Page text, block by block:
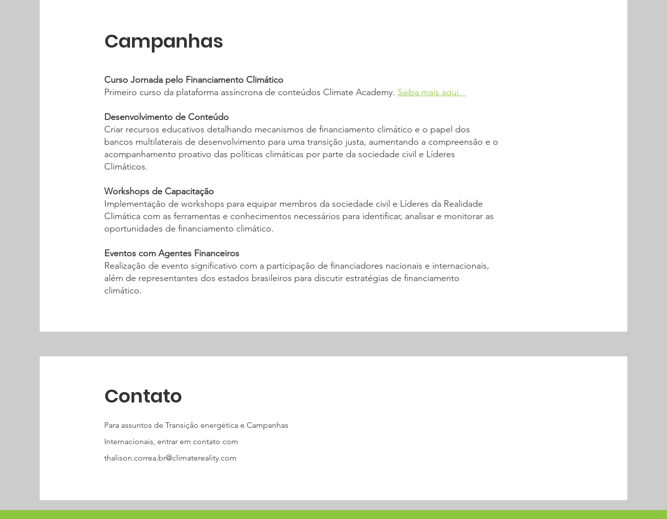
Campanhas
Curso Jornada pelo Financiamento Climático
Primeiro curso da plataforma assíncrona de conteúdos Climate Academy. Saiba mais aqui.
Desenvolvimento de Conteúdo
Criar recursos educativos detalhando mecanismos de financiamento climático e o papel dos
bancos multilaterais de desenvolvimento para uma transição justa, aumentando a compreensão e o
acompanhamento proativo das políticas climáticas por parte da sociedade civil e Líderes
Climáticos.
Workshops de Capacitação
Implementação de workshops para equipar membros da sociedade civil e Líderes da Realidade
Climática com as ferramentas e conhecimentos necessários para identificar, analisar e monitorar as
oportunidades de financiamento climático.
Eventos com Agentes Financeiros
Realização de evento significativo com a participação de financiadores nacionais e internacionais,
além de representantes dos estados brasileiros para discutir estratégias de financiamento
climático.
Contato
Para assuntos de Transição energética e Campanhas
Internacionais, entrar em contato com
thalison.correa.br@climatereality.com